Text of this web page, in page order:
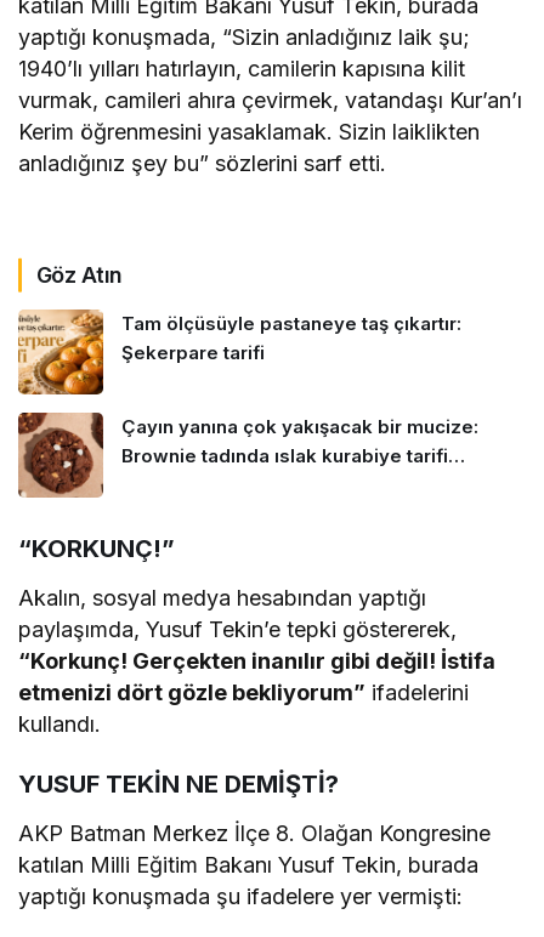
katılan Milli Eğitim Bakanı Yusuf Tekin, burada
yaptığı konuşmada, “Sizin anladığınız laik şu;
1940’lı yılları hatırlayın, camilerin kapısına kilit
vurmak, camileri ahıra çevirmek, vatandaşı Kur’an’ı
Kerim öğrenmesini yasaklamak. Sizin laiklikten
anladığınız şey bu” sözlerini sarf etti.
Göz Atın
Tam ölçüsüyle pastaneye taş çıkartır:
Şekerpare tarifi
Çayın yanına çok yakışacak bir mucize:
Brownie tadında ıslak kurabiye tarifi…
“KORKUNÇ!”
Akalın, sosyal medya hesabından yaptığı
paylaşımda, Yusuf Tekin’e tepki göstererek,
“Korkunç! Gerçekten inanılır gibi değil! İstifa
etmenizi dört gözle bekliyorum” ifadelerini
kullandı.
YUSUF TEKİN NE DEMİŞTİ?
AKP Batman Merkez İlçe 8. Olağan Kongresine
katılan Milli Eğitim Bakanı Yusuf Tekin, burada
yaptığı konuşmada şu ifadelere yer vermişti: